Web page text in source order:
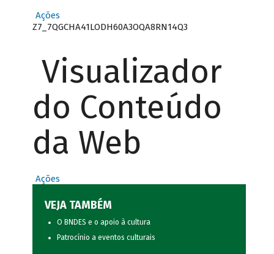
Ações
Z7_7QGCHA41LODH60A3OQA8RN14Q3
Visualizador
do Conteúdo
da Web
Ações
VEJA TAMBÉM
O BNDES e o apoio à cultura
Patrocínio a eventos culturais